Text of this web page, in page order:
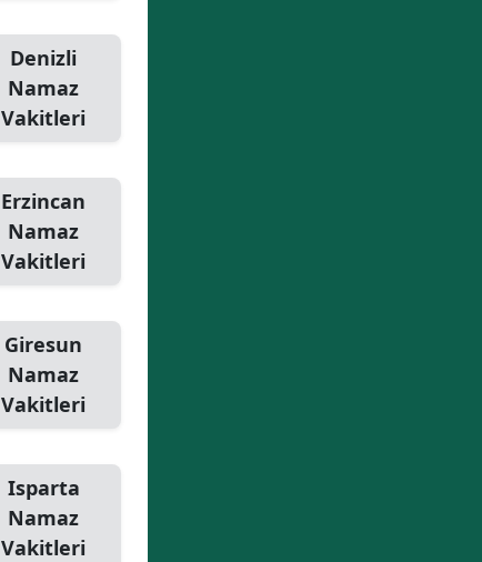
Denizli
Namaz
Vakitleri
Erzincan
Namaz
Vakitleri
Giresun
Namaz
Vakitleri
Isparta
Namaz
Vakitleri